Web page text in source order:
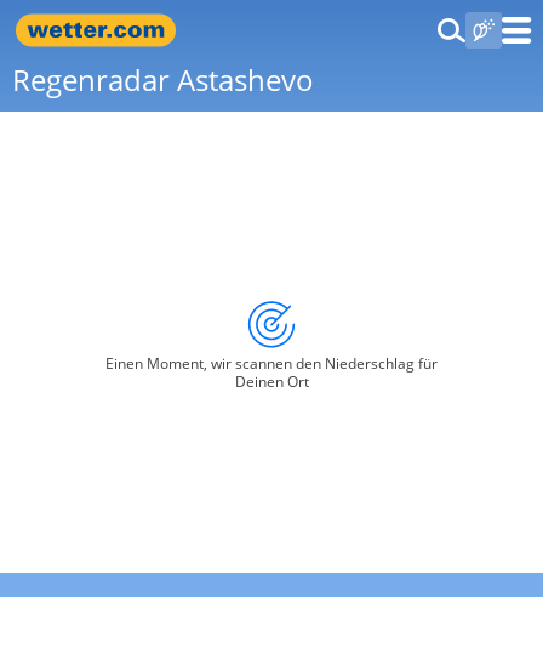
Regenradar Astashevo
Einen Moment, wir scannen den Niederschlag für
Deinen Ort